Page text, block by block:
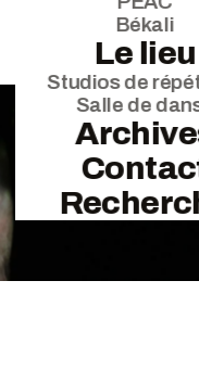
Békali
Le lieu
Studios de
Salle de